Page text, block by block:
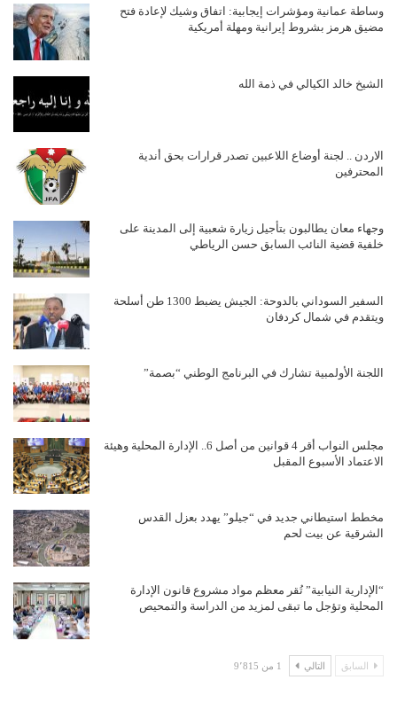
وساطة عمانية ومؤشرات إيجابية: اتفاق وشيك لإعادة فتح
مضيق هرمز بشروط إيرانية ومهلة أمريكية
الشيخ خالد الكيالي في ذمة الله
الاردن .. لجنة أوضاع اللاعبين تصدر قرارات بحق أندية
المحترفين
وجهاء معان يطالبون بتأجيل زيارة شعبية إلى المدينة على
خلفية قضية النائب السابق حسن الرياطي
السفير السوداني بالدوحة: الجيش يضبط 1300 طن أسلحة
ويتقدم في شمال كردفان
اللجنة الأولمبية تشارك في البرنامج الوطني “بصمة”
مجلس النواب أقر 4 قوانين من أصل 6.. الإدارة المحلية وهيئة
الاعتماد الأسبوع المقبل
مخطط استيطاني جديد في “جيلو” يهدد بعزل القدس
الشرقية عن بيت لحم
“الإدارية النيابية” تُقر معظم مواد مشروع قانون الإدارة
المحلية وتؤجل ما تبقى لمزيد من الدراسة والتمحيص
السابق التالي 1 من 9٬815